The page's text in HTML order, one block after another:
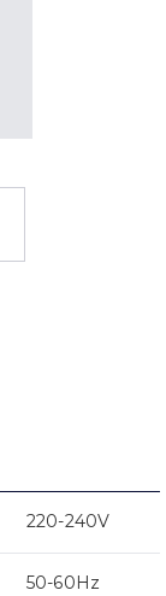
220-240V
50-60Hz